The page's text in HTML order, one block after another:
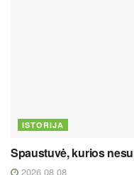
ISTORIJA
Spaustuvė, kurios
2026 08 08